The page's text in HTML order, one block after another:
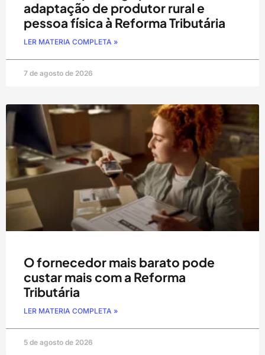
adaptação de produtor rural e
pessoa física à Reforma Tributária
LER MATERIA COMPLETA »
7 de agosto de 2026
O fornecedor mais barato pode
custar mais com a Reforma
Tributária
LER MATERIA COMPLETA »
5 de agosto de 2026